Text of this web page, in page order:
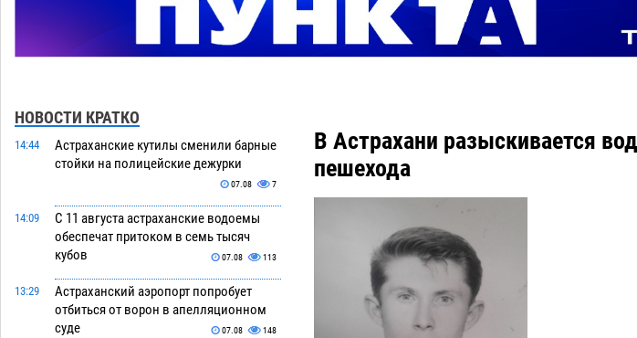
НОВОСТИ КРАТКО
14:44
Астраханские кутилы сменили барные
стойки на полицейские дежурки
07.08 7
14:09
С 11 августа астраханские водоемы
обеспечат притоком в семь тысяч
кубов
07.08 113
13:29
Астраханский аэропорт попробует
отбиться от ворон в апелляционном
суде
07.08 148
В Астрахани разыскивается
пешехода